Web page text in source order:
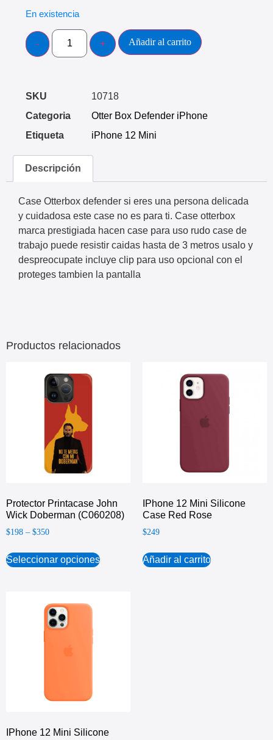
En existencia
Añadir al carrito
SKU
10718
Categoria
Otter Box Defender iPhone
Etiqueta
iPhone 12 Mini
Descripción
Case Otterbox defender si eres una persona delicada
y cuidadosa este case no es para ti. Case otterbox
marca prestigiada hacen case para uso rudo case de
trabajo puede resistir caidas hasta de 3 metros usalo y
despreocupate incluye clip para uso opcional con el
proteges tambien la pantalla
Productos relacionados
Protector Printacase John
Wick Doberman (C060208)
$198 – $350
Seleccionar opciones
IPhone 12 Mini Silicone
Case Red Rose
$249
Añadir al carrito
IPhone 12 Mini Silicone